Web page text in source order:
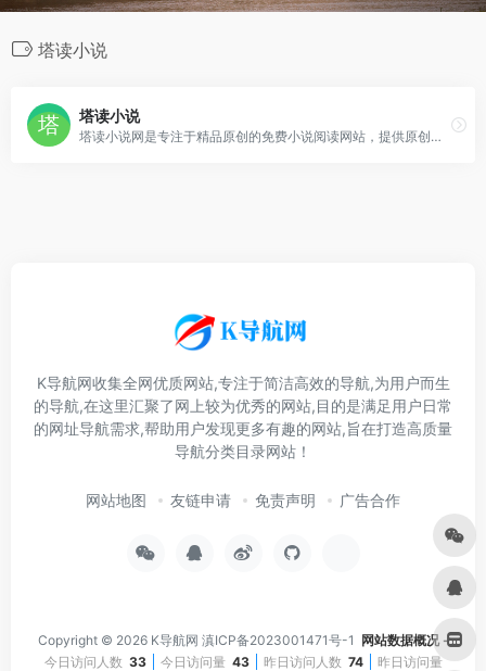
塔读小说
塔读小说
塔读小说网是专注于精品原创的免费小说阅读网站，提供原创小说完全无广告在线阅读服务，主要小说类型包含：脑洞小说、玄幻小说、仙侠小说、武侠小说、网游小说、都市小说、
K导航网收集全网优质网站,专注于简洁高效的导航,为用户而生
的导航,在这里汇聚了网上较为优秀的网站,目的是满足用户日常
的网址导航需求,帮助用户发现更多有趣的网站,旨在打造高质量
导航分类目录网站！
网站地图 友链申请 免责声明 广告合作
Copyright © 2026 K导航网 滇ICP备2023001471号-1 网站数据概况 -
今日访问人数 33 今日访问量 43 昨日访问人数 74 昨日访问量